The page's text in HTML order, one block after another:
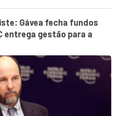
Gávea fecha fundos
entrega gestão para a